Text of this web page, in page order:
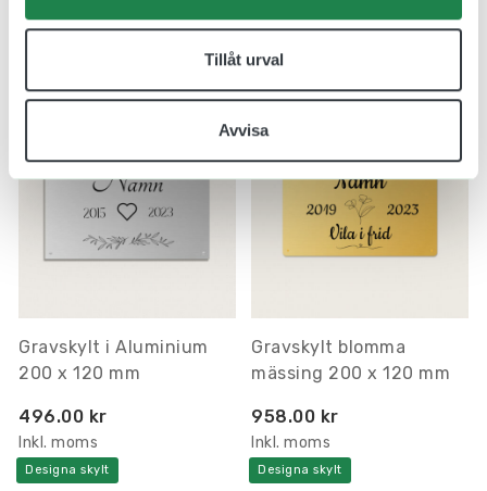
Tillåt urval
Avvisa
535.00 kr
Inkl. moms
Designa skylt
Gravskylt i Aluminium
200 x 120 mm
496.00 kr
Inkl. moms
Designa skylt
Gravskylt blomma
mässing 200 x 120 mm
958.00 kr
Inkl. moms
Designa skylt